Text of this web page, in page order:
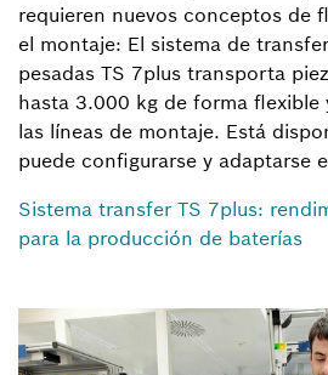
requieren nuevos conceptos de
el montaje: El sistema de
pesadas TS 7plus transporta
hasta 3.000 kg de forma flexible
las líneas de montaje. Está
puede configurarse y adaptarse
Sistema transfer TS 7plus:
para la producción de baterías